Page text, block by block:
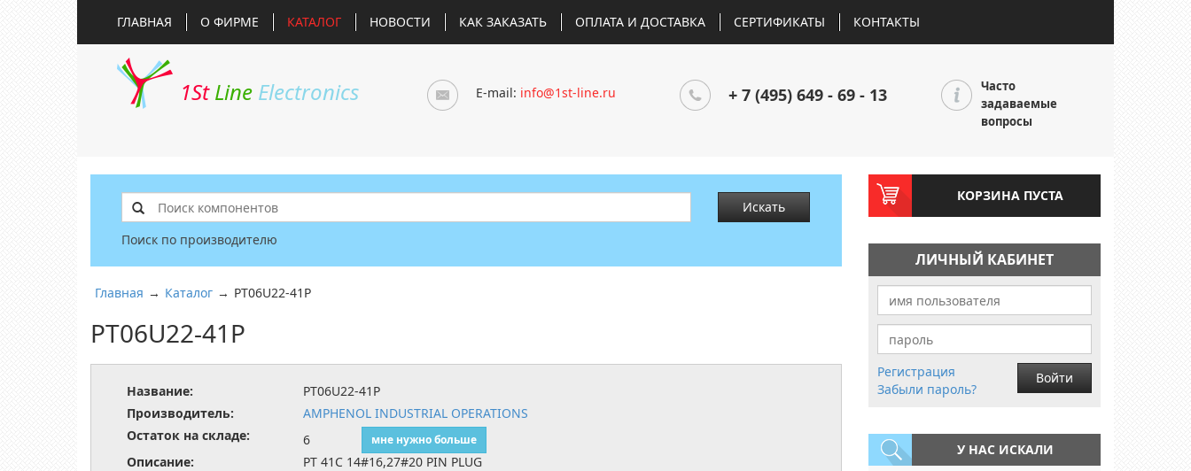
ГЛАВНАЯ О ФИРМЕ КАТАЛОГ НОВОСТИ КАК ЗАКАЗАТЬ ОПЛАТА И ДОСТАВКА СЕРТИФИКАТЫ КОНТАКТЫ
1St Line Electronics E-mail: info@1st-line.ru + 7 (495) 649 - 69 - 13
Часто
задаваемые
вопросы
Искать
Поиск по производителю
Главная → Каталог → PT06U22-41P
PT06U22-41P
Название:
PT06U22-41P
Производитель:
AMPHENOL INDUSTRIAL OPERATIONS
Остаток на складе:
6 мне нужно больше
Описание:
PT 41C 14#16,27#20 PIN PLUG
КОРЗИНА ПУСТА
ЛИЧНЫЙ КАБИНЕТ
Регистрация
Забыли пароль?
Войти
У НАС ИСКАЛИ